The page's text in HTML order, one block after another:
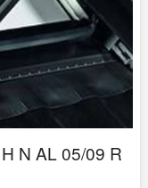
N AL 05/09 R